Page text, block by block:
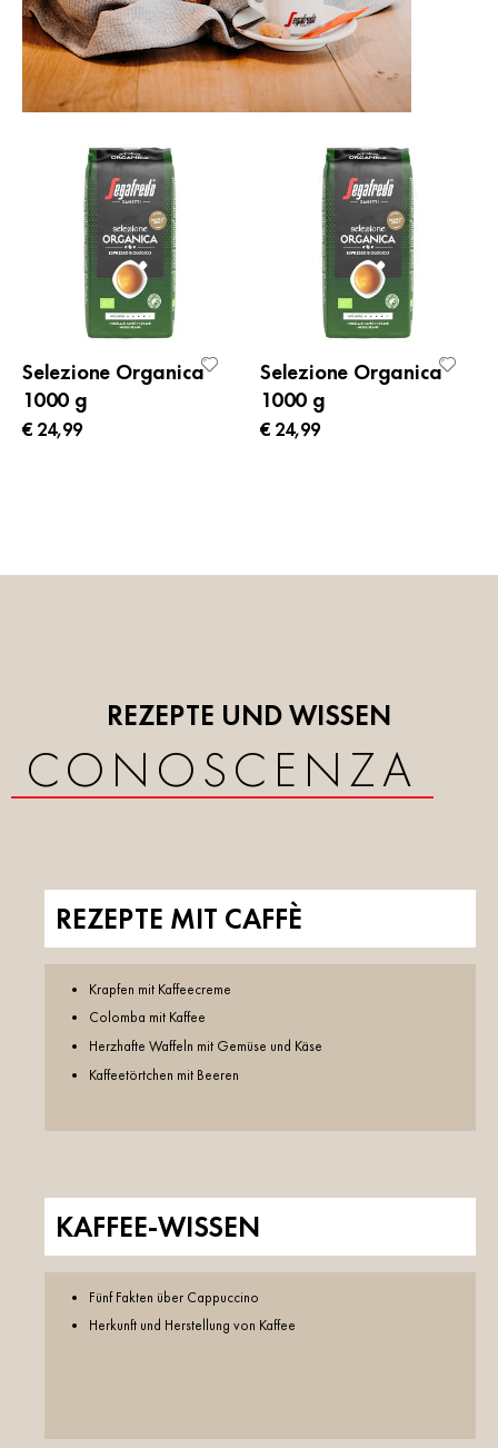
Selezione Organica
1000 g
€ 24,99
Selezione Organica
1000 g
€ 24,99
REZEPTE UND WISSEN
CONOSCENZA
REZEPTE MIT CAFFÈ
Krapfen mit Kaffeecreme
Colomba mit Kaffee
Herzhafte Waffeln mit Gemüse und Käse
Kaffeetörtchen mit Beeren
KAFFEE-WISSEN
Fünf Fakten über Cappuccino
Herkunft und Herstellung von Kaffee